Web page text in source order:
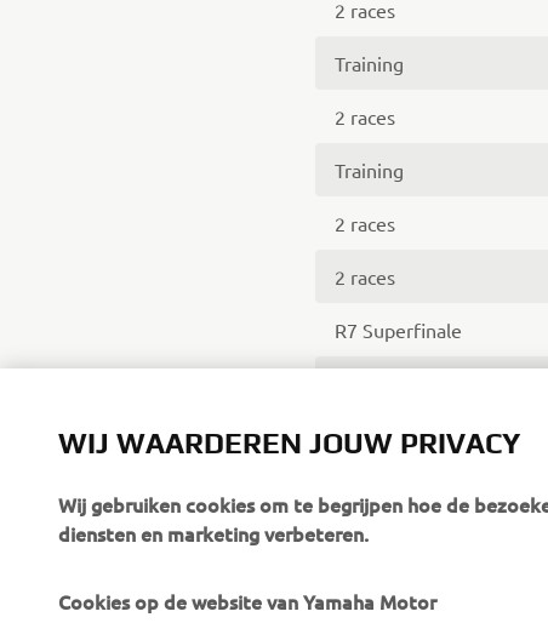
2 races
Training
2 races
Training
2 races
2 races
R7 Superfinale
CORPORATE VOOR BEDRIJVEN
WIJ WAARDEREN JOUW PRIVACY
Wij gebruiken cookies om te begrijpen hoe de
diensten en marketing verbeteren.
Cookies op de website van Yamaha Motor